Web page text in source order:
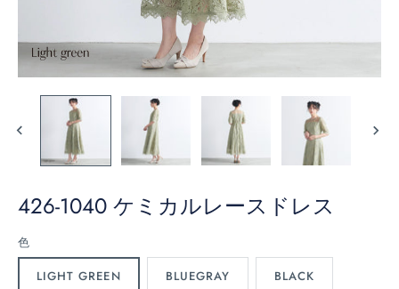
426-1040 ケミカルレースドレス
色
LIGHT GREEN
BLUEGRAY BLACK